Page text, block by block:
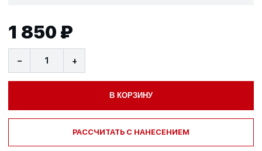
1 850 ₽
− +
В КОРЗИНУ
РАССЧИТАТЬ С НАНЕСЕНИЕМ